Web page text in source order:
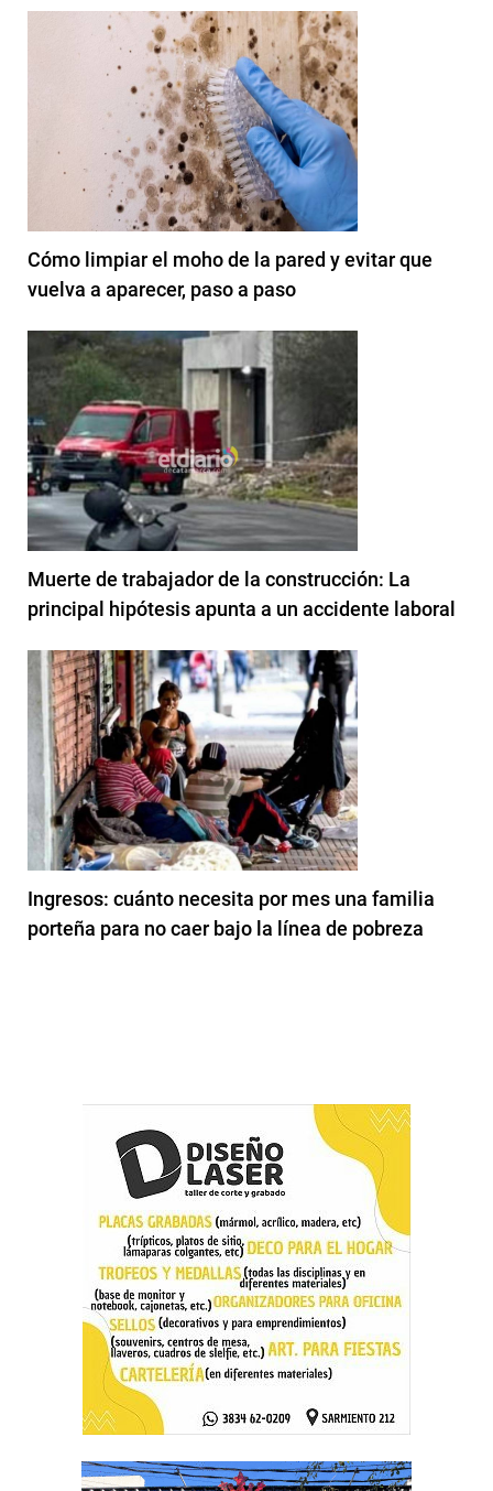
Cómo limpiar el moho de la pared y evitar que
vuelva a aparecer, paso a paso
Muerte de trabajador de la construcción: La
principal hipótesis apunta a un accidente laboral
Ingresos: cuánto necesita por mes una familia
porteña para no caer bajo la línea de pobreza